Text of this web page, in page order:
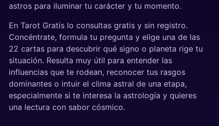
astros para iluminar tu carácter y tu momento.
En Tarot Gratis lo consultas gratis y sin registro.
Concéntrate, formula tu pregunta y elige una de las
22 cartas para descubrir qué signo o planeta rige tu
situación. Resulta muy útil para entender las
influencias que te rodean, reconocer tus rasgos
dominantes o intuir el clima astral de una etapa,
especialmente si te interesa la astrología y quieres
una lectura con sabor cósmico.